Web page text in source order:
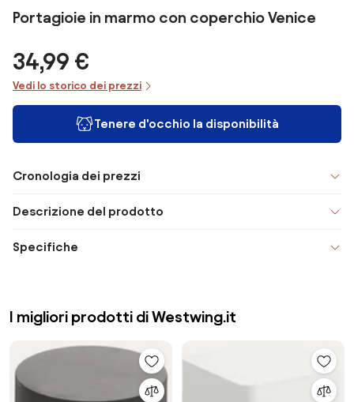
Portagioie in marmo con coperchio Venice
34,99 €
Vedi lo storico dei prezzi
Tenere d'occhio la disponibilità
Cronologia dei prezzi
Descrizione del prodotto
Specifiche
I migliori prodotti di Westwing.it